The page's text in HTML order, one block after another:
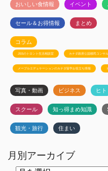
おいしい食情報 イベント
セール＆お得情報 まとめ
コラム
JSSのトロント生活相談室 カナダ政府公認移民コンサ
メープルエデュケーションのカナダ留学お役立ち情報
写真・動画 ビジネス ヒト
スクール 知っ得まめ知識
観光・旅行 住まい
月別アーカイブ